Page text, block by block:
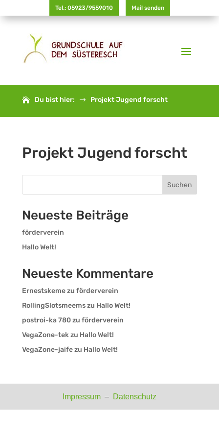
Tel.: 05923/9559010 Mail senden
Du bist hier: $ Projekt Jugend forscht
Projekt Jugend forscht
Suchen
Neueste Beiträge
förderverein
Hallo Welt!
Neueste Kommentare
Ernestskemezu förderverein
RollingSlotsmeemszu Hallo Welt!
postroi-ka 780zu förderverein
VegaZone-tekzu Hallo Welt!
VegaZone-jaifezu Hallo Welt!
Impressum – Datenschutz